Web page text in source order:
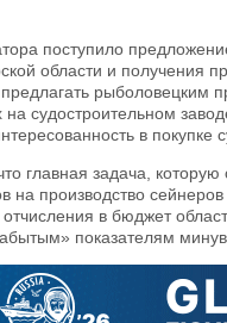
поступило
области и получения
рыболовецким
на судостроительном
в
главная задача,
на производство
в бюджет
показателям